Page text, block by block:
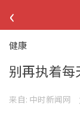
‹
健康
别再执着
来自: 中时新闻网